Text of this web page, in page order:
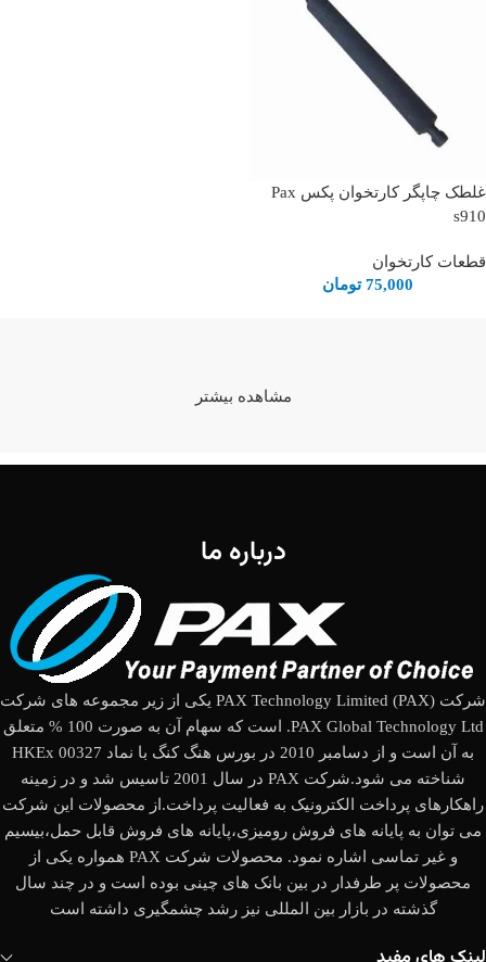
غلطک چاپگر کارتخوان پکس Pax
s910
قطعات کارتخوان
75,000 تومان
مشاهده بیشتر
درباره ما
شرکت (PAX Technology Limited (PAX یکی از زیر مجموعه های شرکت
PAX Global Technology Ltd. است که سهام آن به صورت 100 % متعلق
به آن است و از دسامبر 2010 در بورس هنگ کنگ با نماد HKEx 00327
شناخته می شود.شرکت PAX در سال 2001 تاسیس شد و در زمینه
راهکارهای پرداخت الکترونیک به فعالیت پرداخت.از محصولات این شرکت
می توان به پایانه های فروش رومیزی،پایانه های فروش قابل حمل،بیسیم
و غیر تماسی اشاره نمود. محصولات شرکت PAX همواره یکی از
محصولات پر طرفدار در بین بانک های چینی بوده است و در چند سال
گذشته در بازار بین المللی نیز رشد چشمگیری داشته است